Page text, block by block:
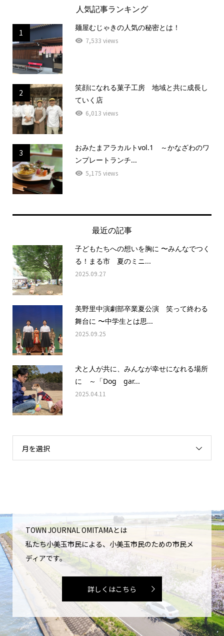
人気記事ランキング
1
麺屋むじゃきの人気の秘密とは！
7,533 views
2
笑顔になれる菓子工房 地域と共に成長し
ていく店
6,013 views
3
おみたまアラカルトvol.1 ～かなざわのワ
ンプレートランチ...
5,175 views
最近の記事
子どもたちへの想いを胸に 〜みんなでつく
る！まる市 夏のミニ...
2025.09.27
美野里中演劇部卒業夏公演 笑って終わる
舞台に 〜中学生とは思...
2025.09.25
犬と人が共に、みんなが幸せになれる場所
に ～「Dog gar...
2025.04.11
月を選択
TOWN JOURNAL OMITAMAとは
私たち小美玉市民による、小美玉市民のための市民メ
ディアです。
詳しくはこちら